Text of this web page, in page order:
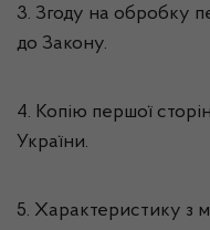
3. Згоду на обробку
до Закону.
4. Копію першої
України.
5. Характеристику з